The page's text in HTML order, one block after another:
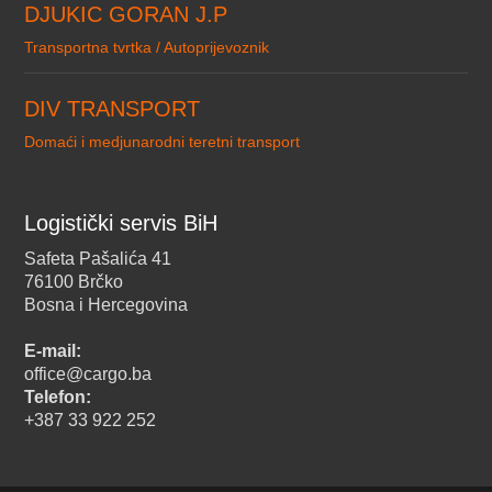
DJUKIC GORAN J.P
Transportna tvrtka / Autoprijevoznik
DIV TRANSPORT
Domaći i medjunarodni teretni transport
Logistički servis BiH
Safeta Pašalića 41
76100 Brčko
Bosna i Hercegovina
E-mail:
office@cargo.ba
Telefon:
+387 33 922 252